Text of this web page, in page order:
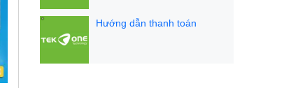
Hướng dẫn thanh toán